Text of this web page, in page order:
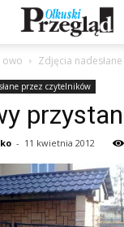
owo Zdjęcia
przez czytelników
- 11 kwietnia 2012